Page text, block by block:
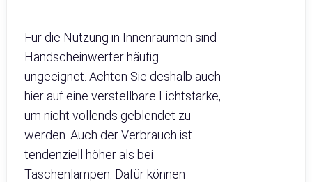
Für die Nutzung in Innenräumen sind
Handscheinwerfer häufig
ungeeignet. Achten Sie deshalb auch
hier auf eine verstellbare Lichtstärke,
um nicht vollends geblendet zu
werden. Auch der Verbrauch ist
tendenziell höher als bei
Taschenlampen. Dafür können